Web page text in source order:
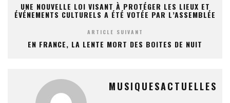
UNE NOUVELLE LOI VISANT À PROTÉGER LES LIEUX ET
ÉVÉNEMENTS CULTURELS A ÉTÉ VOTÉE PAR L’ASSEMBLÉE
ARTICLE SUIVANT
EN FRANCE, LA LENTE MORT DES BOITES DE NUIT
MUSIQUESACTUELLES